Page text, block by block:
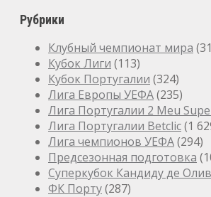
Рубрики
Клубный чемпионат мира
Кубок Лиги (113)
Кубок Португалии (324)
Лига Европы УЕФА(235)
Лига Португалии 2 Meu
Лига Португалии Betclic(1
Лига чемпионов УЕФА(294)
Предсезонная подготовка
Суперкубок Кандиду де
ФК Порту(287)